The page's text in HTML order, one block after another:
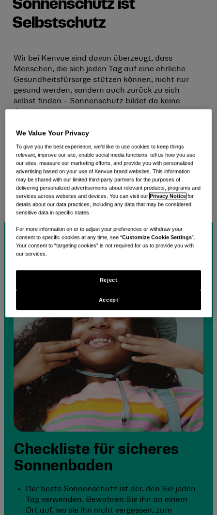
Sonnenschutz ist
Selbstschutz
Wir bei Kenvue sind davon überzeugt, dass
Menschen, die sich jeden Tag auf eine ehrliche
Gesundheitsfürsorge stützen können, nicht nur
gesund werden, sondern auch zurück zu sich
selbst finden – Sonnenschutz bildet da keine
Ausnahme.
Unsere Marken für Haut- und Schönheitspflege
(Skin Health & Beauty Marken) vereinen neue
wissenschaftliche Erkenntnisse mit dem Wissen
unserer Partner:innen aus der Hautmedizin, um
leistungsstarke Produkte für gesunde Haut zu
entwickeln. Dazu gehört auch wirksamer
Sonnenschutz für alle Hauttöne und -typen.
Checkliste für sicheres
Sonnenbaden
Der beste Sonnenschutz ist der, den Sie jeden
Tag verwenden. Bewahren Sie ihn an einem
Ort auf, wo sie ihn nicht vergessen, zum
We Value Your Privacy
To give you the best experience, we’d like to use cookies to keep things
relevant, improve our site, enable social media functions, tell us how you use
our sites, measure our marketing efforts, and provide you with personalized
advertising based on your use of Kenvue brand websites. This information
may be shared with our limited third-party partners for the purposes of
delivering personalized advertisements about relevant products, programs and
services across websites and devices. You can visit our Privacy Notice for
details about our data practices, including any data that may be considered
sensitive data in specific states.
For more information on or to adjust your preferences or withdraw your
consent to specific cookies at any time, see “Customize Cookie Settings”.
Your consent to “targeting cookies” is not required for us to provide you with
our services.
Reject
Accept